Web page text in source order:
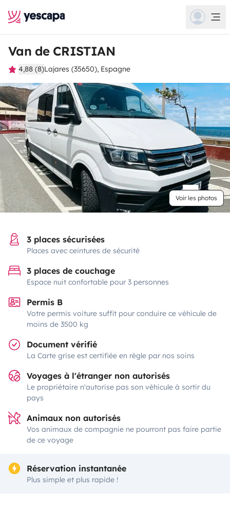
Van de CRISTIAN
4,88 (8)Lajares (35650), Espagne
Voir les photos
3 places sécurisées
Places avec ceintures de sécurité
3 places de couchage
Espace nuit confortable pour 3 personnes
Permis B
Votre permis voiture suffit pour conduire ce véhicule de
moins de 3500 kg
Document vérifié
La Carte grise est certifiée en règle par nos soins
Voyages à l'étranger non autorisés
Le propriétaire n'autorise pas son véhicule à sortir du
pays
Animaux non autorisés
Vos animaux de compagnie ne pourront pas faire partie
de ce voyage
Réservation instantanée
Plus simple et plus rapide !